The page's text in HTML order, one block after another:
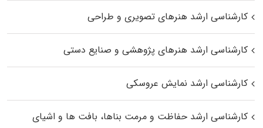
کارشناسی ارشد هنرهای تصویری و طراحی
کارشناسی ارشد هنرهای پژوهشی و صنایع دستی
کارشناسی ارشد نمایش عروسکی
کارشناسی ارشد حفاظت و مرمت بناها، بافت‌ ها و اشیای